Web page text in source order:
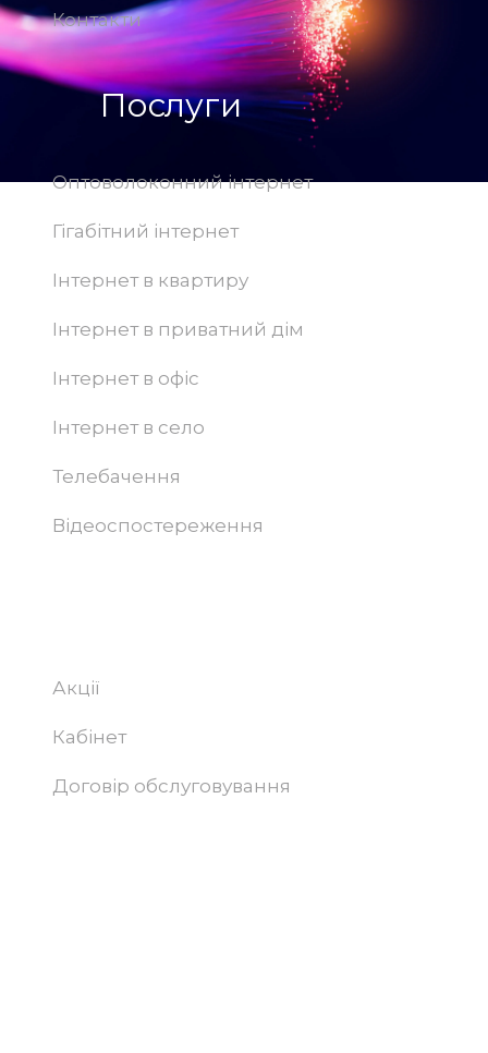
Контакти
Послуги
Оптоволоконний інтернет
Гігабітний інтернет
Інтернет в квартиру
Інтернет в приватний дім
Інтернет в офіс
Інтернет в село
Телебачення
Відеоспостереження
Акції
Кабінет
Договір обслуговування